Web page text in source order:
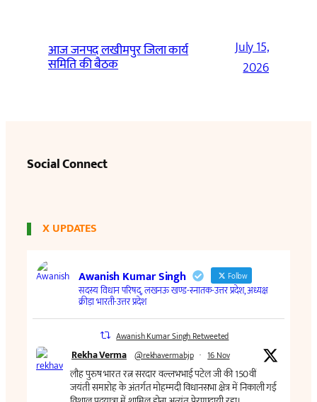
आज जनपद लखीमपुर जिला कार्य
समिति की बैठक
July 15,
2026
Social Connect
X UPDATES